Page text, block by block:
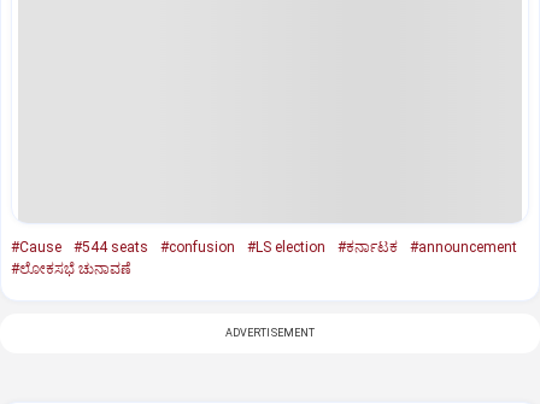
#Cause #544 seats #confusion #LS election #ಕರ್ನಾಟಕ
#announcement
#ಲೋಕಸಭೆ ಚುನಾವಣೆ
ADVERTISEMENT